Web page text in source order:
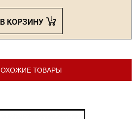
В КОРЗИНУ
ТОВАРЫ